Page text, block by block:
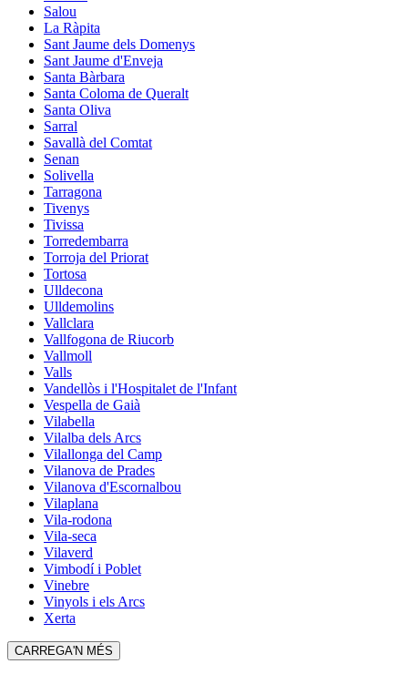
Salou
La Ràpita
Sant Jaume dels Domenys
Sant Jaume d'Enveja
Santa Bàrbara
Santa Coloma de Queralt
Santa Oliva
Sarral
Savallà del Comtat
Senan
Solivella
Tarragona
Tivenys
Tivissa
Torredembarra
Torroja del Priorat
Tortosa
Ulldecona
Ulldemolins
Vallclara
Vallfogona de Riucorb
Vallmoll
Valls
Vandellòs i l'Hospitalet de l'Infant
Vespella de Gaià
Vilabella
Vilalba dels Arcs
Vilallonga del Camp
Vilanova de Prades
Vilanova d'Escornalbou
Vilaplana
Vila-rodona
Vila-seca
Vilaverd
Vimbodí i Poblet
Vinebre
Vinyols i els Arcs
Xerta
CARREGA'N MÉS